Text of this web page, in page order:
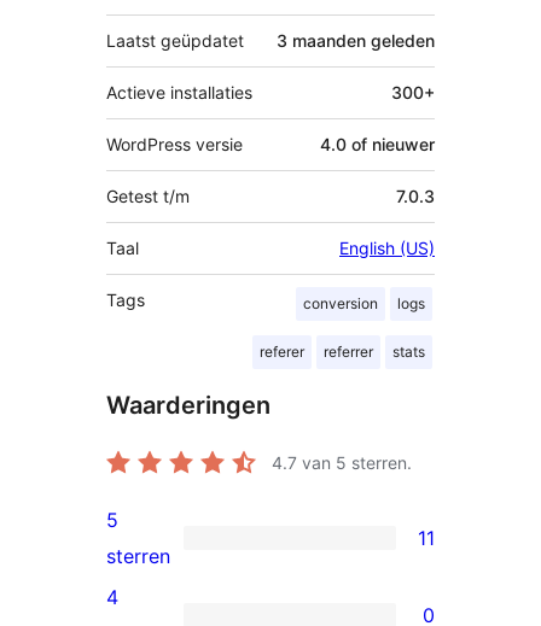
Laatst geüpdatet 3 maanden geleden
Actieve installaties 300+
WordPress versie 4.0 of nieuwer
Getest t/m 7.0.3
Taal English (US)
Tags conversion logs
referer referrer stats
Waarderingen
4.7 van 5 sterren.
11
5
5
sterren
11
4
0